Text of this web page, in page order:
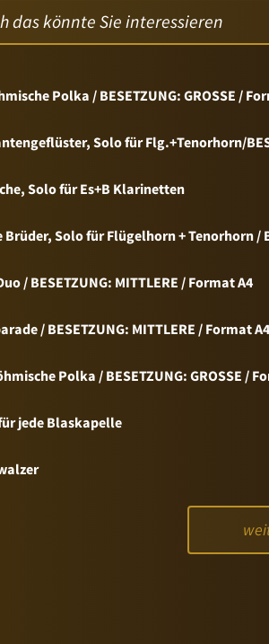
das könnte Sie interessieren
Polka / BESETZUNG: GROSSE /
Solo für Flg.+Tenorhorn/
Solo für Es+B Klarinetten
Brüder, Solo für Flügelhorn + Tenorhorn /
/ BESETZUNG: MITTLERE / Format A4
/ BESETZUNG: MITTLERE / Format A4
Polka / BESETZUNG: GROSSE /
jede Blaskapelle